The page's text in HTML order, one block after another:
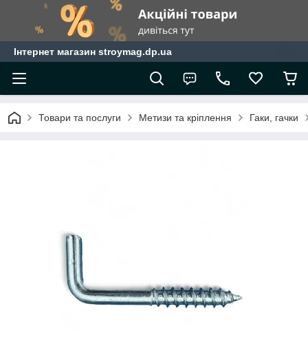
Інтернет магазин stroymag.dp.ua
Товари та послуги Метизи та кріплення Гаки, гачки